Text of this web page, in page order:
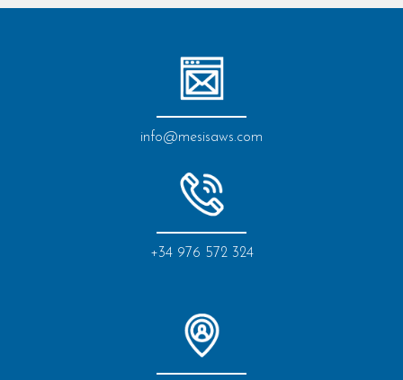
info@mesisaws.com
+34 976 572 324